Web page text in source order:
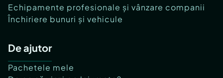
Echipamente profesionale și vânzare companii
Închiriere bunuri și vehicule
De ajutor
Pachetele mele